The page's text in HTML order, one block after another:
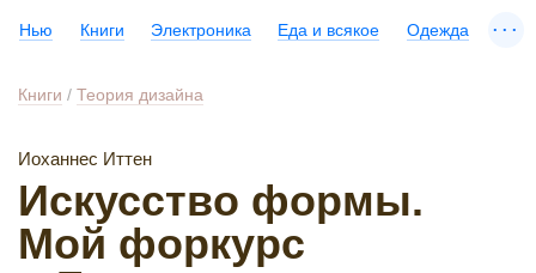
Нью Книги Электроника Еда и всякое Одежда ...
Книги / Теория дизайна
Иоханнес Иттен
Искусство формы.
Мой форкурс